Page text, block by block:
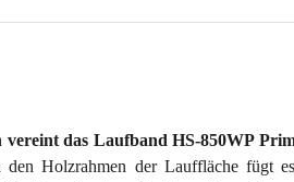
vereint das Laufband HS-850WP
den Holzrahmen der Lauffläche fügt